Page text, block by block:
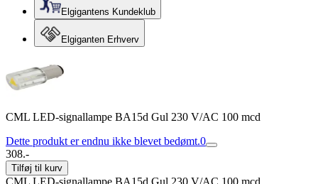
Elgigantens Kundeklub
Elgiganten Erhverv
CML LED-signallampe BA15d Gul 230 V/AC 100 mcd
Dette produkt er endnu ikke blevet bedømt.0
308.-
Tilføj til kurv
CML LED-signallampe BA15d Gul 230 V/AC 100 mcd